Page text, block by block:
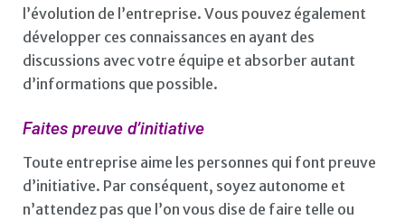
l’évolution de l’entreprise. Vous pouvez également
développer ces connaissances en ayant des
discussions avec votre équipe et absorber autant
d’informations que possible.
Faites preuve d’initiative
Toute entreprise aime les personnes qui font preuve
d’initiative. Par conséquent, soyez autonome et
n’attendez pas que l’on vous dise de faire telle ou